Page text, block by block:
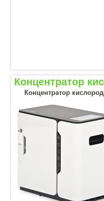
Концентратор
Концентратор